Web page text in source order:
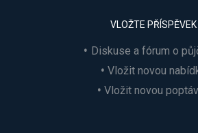
VLOŽTE PŘÍSPĚVEK
Diskuse a fórum o
Vložit novou
Vložit novou